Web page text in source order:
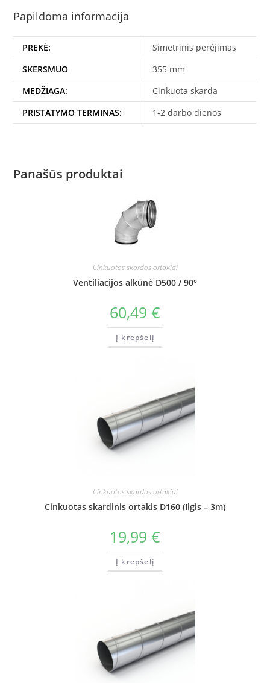
Papildoma informacija
PREKĖ:
Simetrinis perėjimas
SKERSMUO
355 mm
MEDŽIAGA:
Cinkuota skarda
PRISTATYMO TERMINAS:
1-2 darbo dienos
Panašūs produktai
Cinkuotos skardos ortakiai
Ventiliacijos alkūnė D500 / 90°
60,49 €
Į krepšelį
Cinkuotos skardos ortakiai
Cinkuotas skardinis ortakis D160 (Ilgis – 3m)
19,99 €
Į krepšelį